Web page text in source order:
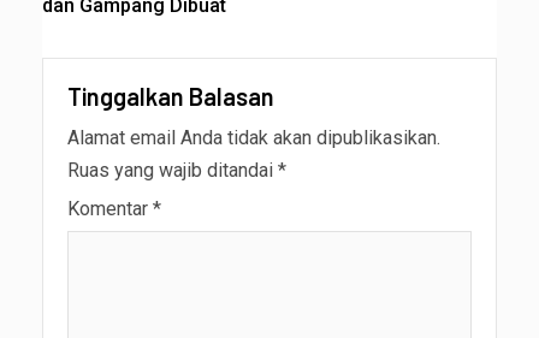
dan Gampang Dibuat
Tinggalkan Balasan
Alamat email Anda tidak akan dipublikasikan.
Ruas yang wajib ditandai *
Komentar *